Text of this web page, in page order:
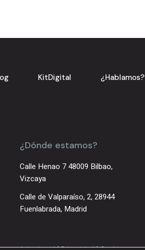
KitDigital ¿Hablamos?
¿Dónde estamos?
Calle Henao 7 48009 Bilbao,
Vizcaya
Calle de Valparaíso, 2, 28944
Fuenlabrada, Madrid